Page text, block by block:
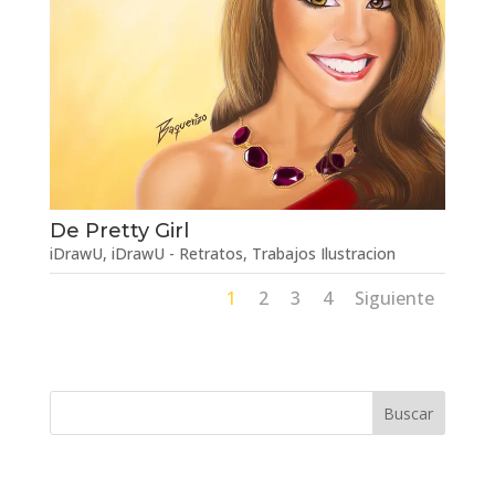
De Pretty Girl
iDrawU, iDrawU - Retratos, Trabajos Ilustracion
1 2 3 4 Siguiente